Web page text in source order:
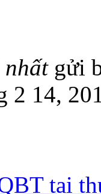
nhất gửi
2 14,
tại